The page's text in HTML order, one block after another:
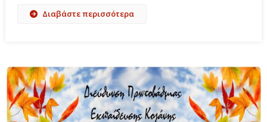
Διαβάστε περισσότερα